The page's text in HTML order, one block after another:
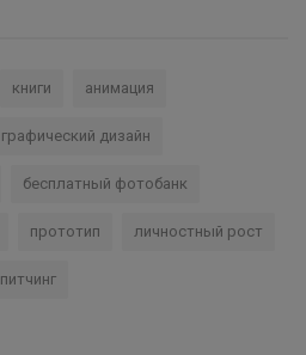
книги анимация
графический дизайн
бесплатный фотобанк
прототип личностный рост
питчинг